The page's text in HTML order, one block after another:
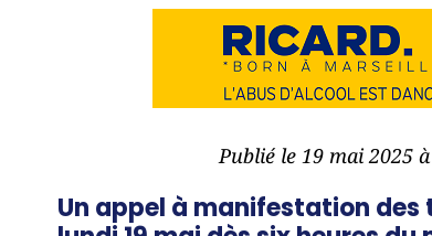
Publié le 19 mai 2025
Un appel à manifestation